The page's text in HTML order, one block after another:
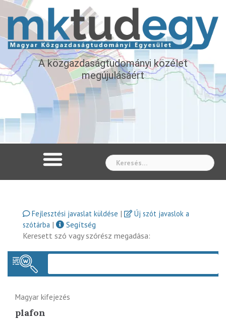
A közgazdaságtudományi közélet
megújulásáért
Fejlesztési javaslat küldése |
Új szót javaslok a
szótárba |
Segítség
Keresett szó vagy szórész megadása:
Magyar kifejezés
plafon